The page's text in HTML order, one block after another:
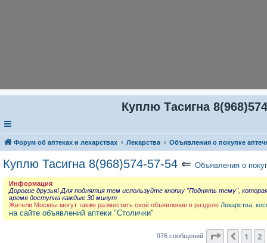
Куплю Тасигна
Форум об аптеках и лекарствах Лекарства Объявления о покупке
Куплю Тасигна 8(968)574-57-54 ⇐ Объявления о
Информация
Дорогие друзья! Для поднятия тем используйте кнопку "Поднять тему",
время доступна каждые 30 минут
Жители Москвы могут также разместить своё объявление в разделе Лекарства,
на сайте объявлений аптеки "Столички"
976 сообщений Страница
Пред.
1 2